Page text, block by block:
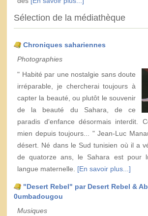
Sélection de la médiathèque
Chroniques sahariennes
Photographies
" Habité par une nostalgie sans doute
irréparable, je chercherai toujours à
capter la beauté, ou plutôt le souvenir
de la beauté du Sahara, de ce
paradis d'enfance désormais interdit.
mien depuis toujours... " Jean-Luc
désert. Né dans le Sud tunisien où il a
de quatorze ans, le Sahara est pour
langue maternelle. [En savoir plus...]
"Desert Rebel" par Desert Rebel &
0umbadougou
Musiques